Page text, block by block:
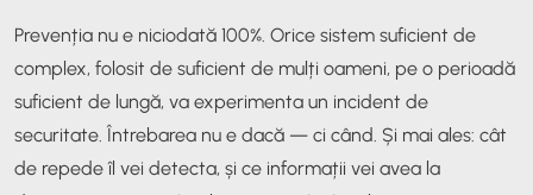
Prevenția nu e niciodată 100%. Orice sistem suficient de
complex, folosit de suficient de mulți oameni, pe o perioadă
suficient de lungă, va experimenta un incident de
securitate. Întrebarea nu e dacă — ci când. Și mai ales: cât
de repede îl vei detecta, și ce informații vei avea la